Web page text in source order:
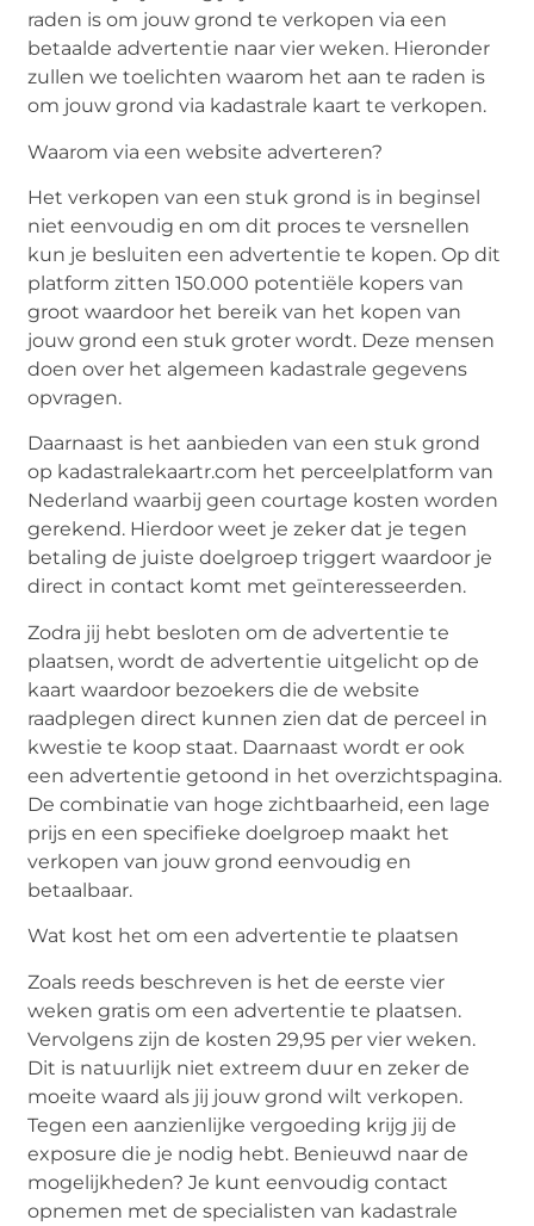
raden is om jouw grond te verkopen via een
betaalde advertentie naar vier weken. Hieronder
zullen we toelichten waarom het aan te raden is
om jouw grond via kadastrale kaart te verkopen.
Waarom via een website adverteren?
Het verkopen van een stuk grond is in beginsel
niet eenvoudig en om dit proces te versnellen
kun je besluiten een advertentie te kopen. Op dit
platform zitten 150.000 potentiële kopers van
groot waardoor het bereik van het kopen van
jouw grond een stuk groter wordt. Deze mensen
doen over het algemeen kadastrale gegevens
opvragen.
Daarnaast is het aanbieden van een stuk grond
op kadastralekaartr.com het perceelplatform van
Nederland waarbij geen courtage kosten worden
gerekend. Hierdoor weet je zeker dat je tegen
betaling de juiste doelgroep triggert waardoor je
direct in contact komt met geïnteresseerden.
Zodra jij hebt besloten om de advertentie te
plaatsen, wordt de advertentie uitgelicht op de
kaart waardoor bezoekers die de website
raadplegen direct kunnen zien dat de perceel in
kwestie te koop staat. Daarnaast wordt er ook
een advertentie getoond in het overzichtspagina.
De combinatie van hoge zichtbaarheid, een lage
prijs en een specifieke doelgroep maakt het
verkopen van jouw grond eenvoudig en
betaalbaar.
Wat kost het om een advertentie te plaatsen
Zoals reeds beschreven is het de eerste vier
weken gratis om een advertentie te plaatsen.
Vervolgens zijn de kosten 29,95 per vier weken.
Dit is natuurlijk niet extreem duur en zeker de
moeite waard als jij jouw grond wilt verkopen.
Tegen een aanzienlijke vergoeding krijg jij de
exposure die je nodig hebt. Benieuwd naar de
mogelijkheden? Je kunt eenvoudig contact
opnemen met de specialisten van kadastrale